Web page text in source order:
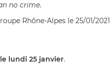
no crime.
Rhône-Alpes le 25/01/2021
lundi 25 janvier.